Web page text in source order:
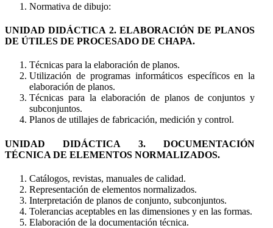
Normativa de dibujo:
UNIDAD DIDÁCTICA 2. ELABORACIÓN DE PLANOS
DE ÚTILES DE PROCESADO DE CHAPA.
Técnicas para la elaboración de planos.
Utilización de programas informáticos específicos en la
elaboración de planos.
Técnicas para la elaboración de planos de conjuntos y
subconjuntos.
Planos de utillajes de fabricación, medición y control.
UNIDAD DIDÁCTICA 3. DOCUMENTACIÓN
TÉCNICA DE ELEMENTOS NORMALIZADOS.
Catálogos, revistas, manuales de calidad.
Representación de elementos normalizados.
Interpretación de planos de conjunto, subconjuntos.
Tolerancias aceptables en las dimensiones y en las formas.
Elaboración de la documentación técnica.